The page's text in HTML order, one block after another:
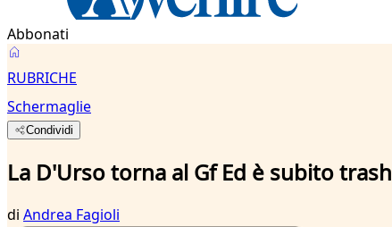
Abbonati
RUBRICHE
Schermaglie
Condividi
La D'Urso torna al Gf Ed è subito trash
di Andrea Fagioli